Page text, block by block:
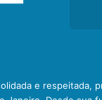
e respeitada,